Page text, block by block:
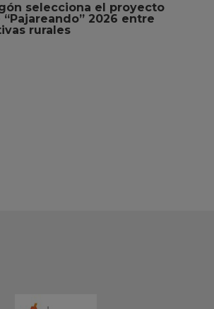
selecciona el proyecto
2026 entre
rurales